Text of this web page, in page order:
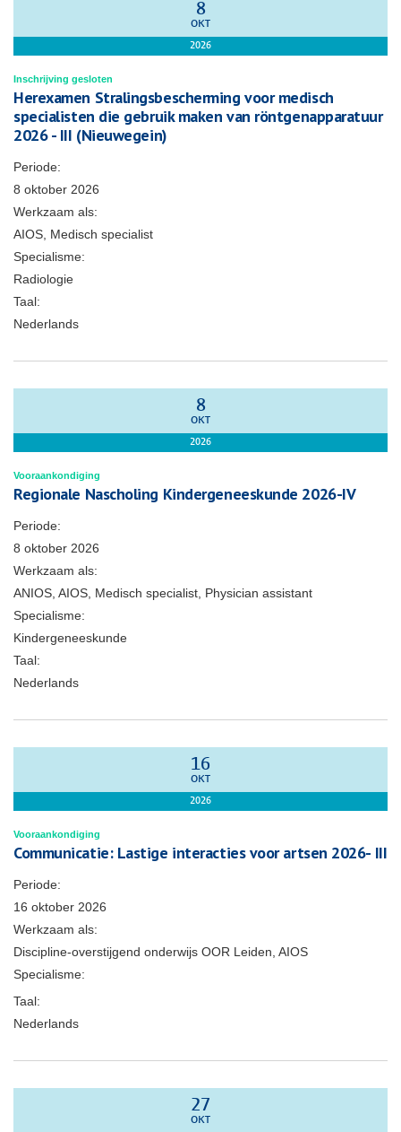
8
OKT
2026
Inschrijving gesloten
Herexamen Stralingsbescherming voor medisch
specialisten die gebruik maken van röntgenapparatuur
2026 - III (Nieuwegein)
Periode:
8 oktober 2026
Werkzaam als:
AIOS, Medisch specialist
Specialisme:
Radiologie
Taal:
Nederlands
8
OKT
2026
Vooraankondiging
Regionale Nascholing Kindergeneeskunde 2026-IV
Periode:
8 oktober 2026
Werkzaam als:
ANIOS, AIOS, Medisch specialist, Physician assistant
Specialisme:
Kindergeneeskunde
Taal:
Nederlands
16
OKT
2026
Vooraankondiging
Communicatie: Lastige interacties voor artsen 2026- III
Periode:
16 oktober 2026
Werkzaam als:
Discipline-overstijgend onderwijs OOR Leiden, AIOS
Specialisme:
Taal:
Nederlands
27
OKT